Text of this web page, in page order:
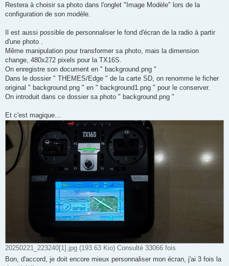
Restera à choisir sa photo dans l'onglet "Image Modèle" lors de la
configuration de son modèle.
Il est aussi possible de personnaliser le fond d'écran de la radio à partir
d'une photo .
Même manipulation pour transformer sa photo, mais la dimension
change, 480x272 pixels pour la TX16S.
On enregistre son document en " background.png "
Dans le dossier " THEMES/Edge " de la carte SD, on renomme le ficher
original " background.png " en " background1.png " pour le conserver.
On introduit dans ce dossier sa photo " background.png "
Et c'est magique...
20250221_223240[1].jpg (193.63 Kio) Consulté 33066 fois
Bon, d'accord, je doit encore mieux personnaliser mon écran, j'ai 3 fois la